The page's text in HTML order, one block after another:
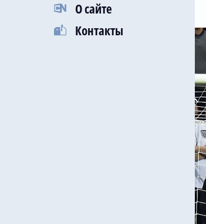
О сайте
Контакты